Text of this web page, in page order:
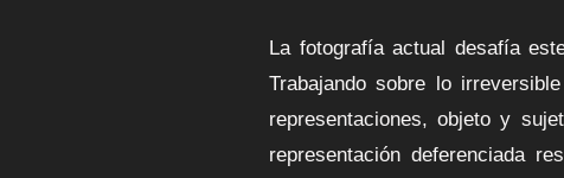
La fotografía actual desafía
Trabajando sobre lo
representaciones, objeto y
representación deferenciada